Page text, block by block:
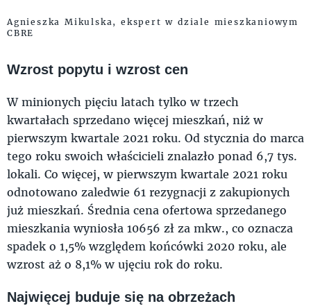
Agnieszka Mikulska, ekspert w dziale mieszkaniowym
CBRE
Wzrost popytu i wzrost cen
W minionych pięciu latach tylko w trzech
kwartałach sprzedano więcej mieszkań, niż w
pierwszym kwartale 2021 roku. Od stycznia do marca
tego roku swoich właścicieli znalazło ponad 6,7 tys.
lokali. Co więcej, w pierwszym kwartale 2021 roku
odnotowano zaledwie 61 rezygnacji z zakupionych
już mieszkań. Średnia cena ofertowa sprzedanego
mieszkania wyniosła 10656 zł za mkw., co oznacza
spadek o 1,5% względem końcówki 2020 roku, ale
wzrost aż o 8,1% w ujęciu rok do roku.
Najwięcej buduje się na obrzeżach